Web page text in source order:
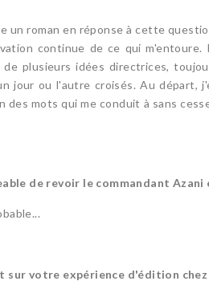
un roman en réponse à cette
continue de ce qui
plusieurs idées directrices,
jour ou l'autre croisés. Au départ,
des mots qui me conduit à sans
de revoir le commandant Azani
sur votre expérience d'édition chez